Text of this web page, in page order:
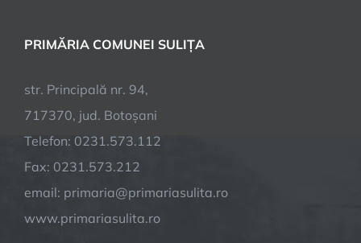
PRIMĂRIA COMUNEI SULIȚA
str. Principală nr. 94,
717370, jud. Botoșani
Telefon: 0231.573.112
Fax: 0231.573.212
email: primaria@primariasulita.ro
www.primariasulita.ro